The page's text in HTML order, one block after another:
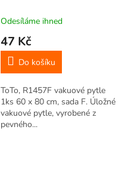
Odesíláme ihned
47 Kč
Do košíku
ToTo, R1457F vakuové pytle
1ks 60 x 80 cm, sada F. Úložné
vakuové pytle, vyrobené z
pevného...